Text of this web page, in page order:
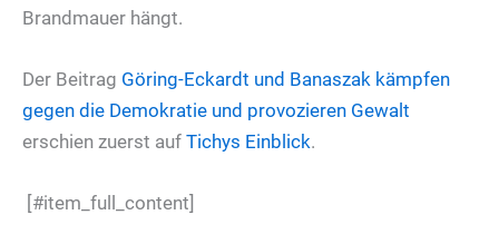
Brandmauer hängt.
Der Beitrag Göring-Eckardt und Banaszak kämpfen
gegen die Demokratie und provozieren Gewalt
erschien zuerst auf Tichys Einblick.
[#item_full_content]